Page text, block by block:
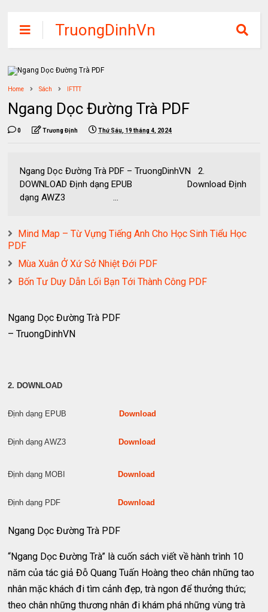
TruongDinhVn
Chia sẽ ebook,
các khóa học,
phần mềm học
tập miễn phí
Home Sách IFTTT
Ngang Dọc Đường Trà PDF
0 Trương Định Thứ Sáu, 19 tháng 4, 2024
Ngang Dọc Đường Trà PDF – TruongDinhVN 2.
DOWNLOAD Định dạng EPUB Download Định
dạng AWZ3 ...
Mind Map – Từ Vựng Tiếng Anh Cho Học Sinh Tiểu Học
PDF
Mùa Xuân Ở Xứ Sở Nhiệt Đới PDF
Bốn Tư Duy Dẫn Lối Bạn Tới Thành Công PDF
Ngang Dọc Đường Trà PDF
– TruongDinhVN
2. DOWNLOAD
Định dạng EPUB Download
Định dạng AWZ3 Download
Định dạng MOBI Download
Định dạng PDF Download
Ngang Dọc Đường Trà PDF
“Ngang Dọc Đường Trà” là cuốn sách viết về hành trình 10
năm của tác giả Đỗ Quang Tuấn Hoàng theo chân những tao
nhân mặc khách đi tìm cảnh đẹp, trà ngon để thưởng thức;
theo chân những thương nhân đi khám phá những vùng trà